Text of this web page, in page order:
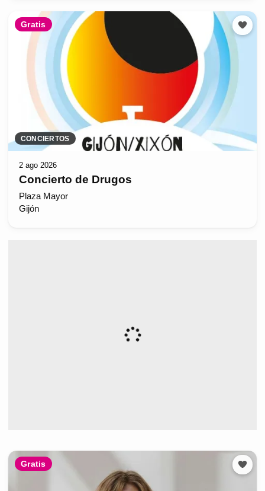
Gratis
CONCIERTOS
2 ago 2026
Concierto de Drugos
Plaza Mayor
Gijón
Gratis